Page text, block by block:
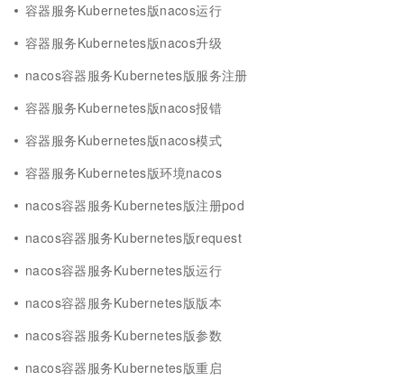
容器服务Kubernetes版nacos运行
容器服务Kubernetes版nacos升级
nacos容器服务Kubernetes版服务注册
容器服务Kubernetes版nacos报错
容器服务Kubernetes版nacos模式
容器服务Kubernetes版环境nacos
nacos容器服务Kubernetes版注册pod
nacos容器服务Kubernetes版request
nacos容器服务Kubernetes版运行
nacos容器服务Kubernetes版版本
nacos容器服务Kubernetes版参数
nacos容器服务Kubernetes版重启